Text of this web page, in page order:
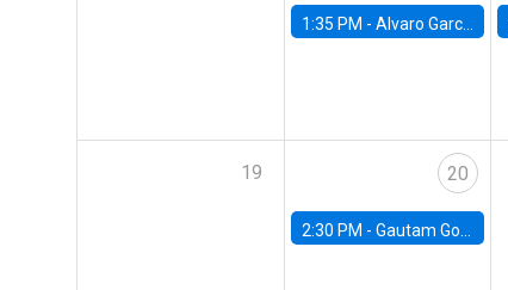
1:35 PM - Alvaro Garcia-Marin, Universidad de Los Andes
19 20
2:30 PM - Gautam Gowrisankaran, Columbia University